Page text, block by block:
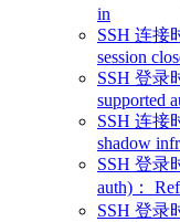
in
SSH 连接
session
SSH 登录
supported
SSH 连接
shadow
SSH 登录
auth)：
SSH 登录